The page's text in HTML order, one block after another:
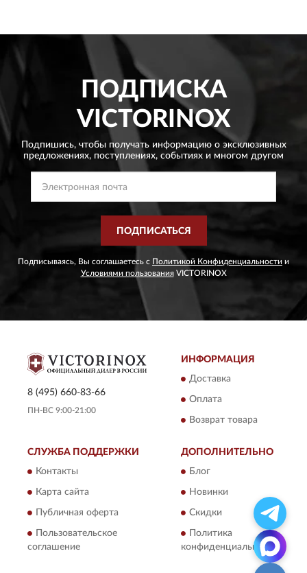
ПОДПИСКА
VICTORINOX
Подпишись, чтобы получать информацию о эксклюзивных
предложениях, поступлениях, событиях и многом другом
ПОДПИСАТЬСЯ
Подписываясь, Вы соглашаетесь с Политикой Конфиденциальности и
Условиями пользованияVICTORINOX
8 (495) 660-83-66
ПН-ВС 9:00-21:00
ИНФОРМАЦИЯ
Доставка
Оплата
Возврат товара
СЛУЖБА ПОДДЕРЖКИ
Контакты
Карта сайта
Публичная оферта
Пользовательское
соглашение
ДОПОЛНИТЕЛЬНО
Блог
Новинки
Скидки
Политика
конфиденциальности